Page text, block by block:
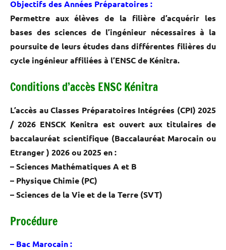
Objectifs des Années Préparatoires :
Permettre aux élèves de la filière d’acquérir les
bases des sciences de l’ingénieur nécessaires à la
poursuite de leurs études dans différentes filières du
cycle ingénieur affiliées à l’ENSC de Kénitra.
Conditions d’accès ENSC Kénitra
L’accès au Classes Préparatoires Intégrées (CPI) 2025
/ 2026 ENSCK Kenitra est ouvert aux titulaires de
baccalauréat scientifique (Baccalauréat Marocain ou
Etranger ) 2026ou2025en :
– Sciences Mathématiques A et B
– Physique Chimie (PC)
– Sciences de la Vie et de la Terre (SVT)
Procédure
– Bac Marocain :